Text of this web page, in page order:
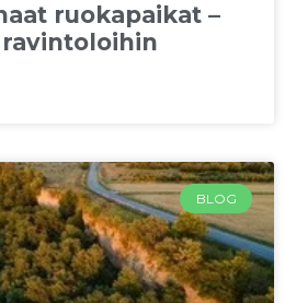
ruokapaikat –
BLOG